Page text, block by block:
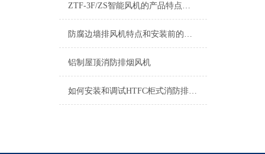
ZTF-3F/ZS智能风机的产品特点有哪些
防腐边墙排风机特点和安装前的准备
铝制屋顶消防排烟风机
如何安装和调试HTFC柜式消防排烟风机？